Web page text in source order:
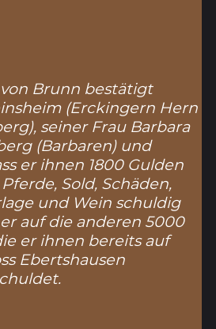
Brunn bestätigt
(Erckingern Hern
), seiner Frau Barbara
(Barbaren) und
er ihnen 1800 Gulden
Sold, Schäden,
und Wein schuldig
auf die anderen 5000
er ihnen bereits auf
Ebertshausen